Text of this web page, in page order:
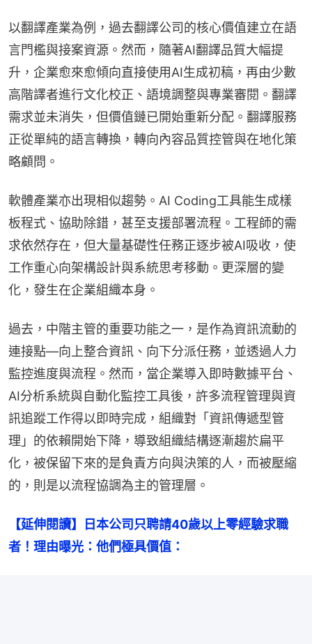
以翻譯產業為例，過去翻譯公司的核心價值建立在語
言門檻與接案資源。然而，隨著AI翻譯品質大幅提
升，企業愈來愈傾向直接使用AI生成初稿，再由少數
高階譯者進行文化校正、語境調整與專業審閱。翻譯
需求並未消失，但價值鏈已開始重新分配。翻譯服務
正從單純的語言轉換，轉向內容品質控管與在地化策
略顧問。
軟體產業亦出現相似趨勢。AI Coding工具能生成樣
板程式、協助除錯，甚至支援部署流程。工程師的需
求依然存在，但大量基礎性任務正逐步被AI吸收，使
工作重心向架構設計與系統思考移動。更深層的變
化，發生在企業組織本身。
過去，中階主管的重要功能之一，是作為資訊流動的
連接點—向上整合資訊、向下分派任務，並透過人力
監控進度與流程。然而，當企業導入即時數據平台、
AI分析系統與自動化監控工具後，許多流程管理與資
訊追蹤工作得以即時完成，組織對「資訊傳遞型管
理」的依賴開始下降，導致組織結構逐漸趨於扁平
化，被保留下來的是負責方向與決策的人，而被壓縮
的，則是以流程協調為主的管理層。
【延伸閱讀】日本公司只聘請40歲以上零經驗求職
者！理由曝光：他們極具價值：